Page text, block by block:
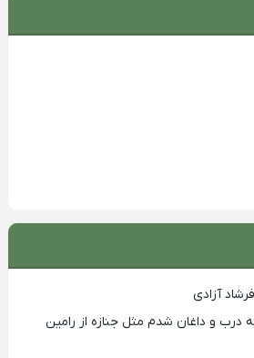
آزادی
درب و داغان شدم مثل جنازه از رامین